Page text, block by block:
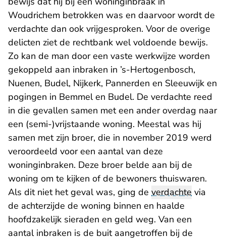
Woudrichem betrokken was en daarvoor wordt de
verdachte dan ook vrijgesproken. Voor de overige
delicten ziet de rechtbank wel voldoende bewijs.
Zo kan de man door een vaste werkwijze worden
gekoppeld aan inbraken in ’s-Hertogenbosch,
Nuenen, Budel, Nijkerk, Pannerden en Sleeuwijk en
pogingen in Bemmel en Budel. De verdachte reed
in die gevallen samen met een ander overdag naar
een (semi-)vrijstaande woning. Meestal was hij
samen met zijn broer, die in november 2019 werd
veroordeeld voor een aantal van deze
woninginbraken- U verlaat Rechtspraak.nl
. Deze broer belde aan bij de
woning om te kijken of de bewoners thuiswaren.
Als dit niet het geval was, ging de verdachte via
de achterzijde de woning binnen en haalde
hoofdzakelijk sieraden en geld weg. Van een
aantal inbraken is de buit aangetroffen bij de